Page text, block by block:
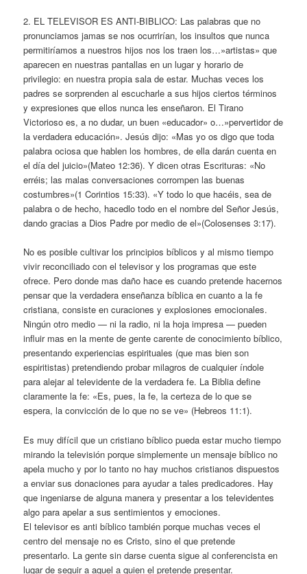
2. EL TELEVISOR ES ANTI-BIBLICO: Las palabras que no
pronunciamos jamas se nos ocurrirían, los insultos que nunca
permitiríamos a nuestros hijos nos los traen los…»artistas» que
aparecen en nuestras pantallas en un lugar y horario de
privilegio: en nuestra propia sala de estar. Muchas veces los
padres se sorprenden al escucharle a sus hijos ciertos términos
y expresiones que ellos nunca les enseñaron. El Tirano
Victorioso es, a no dudar, un buen «educador» o…»pervertidor de
la verdadera educación». Jesús dijo: «Mas yo os digo que toda
palabra ociosa que hablen los hombres, de ella darán cuenta en
el día del juicio»(Mateo 12:36). Y dicen otras Escrituras: «No
erréis; las malas conversaciones corrompen las buenas
costumbres»(1 Corintios 15:33). «Y todo lo que hacéis, sea de
palabra o de hecho, hacedlo todo en el nombre del Señor Jesús,
dando gracias a Dios Padre por medio de el»(Colosenses 3:17).
No es posible cultivar los principios bíblicos y al mismo tiempo
vivir reconciliado con el televisor y los programas que este
ofrece. Pero donde mas daño hace es cuando pretende hacernos
pensar que la verdadera enseñanza bíblica en cuanto a la fe
cristiana, consiste en curaciones y explosiones emocionales.
Ningún otro medio — ni la radio, ni la hoja impresa — pueden
influir mas en la mente de gente carente de conocimiento bíblico,
presentando experiencias espirituales (que mas bien son
espiritistas) pretendiendo probar milagros de cualquier índole
para alejar al televidente de la verdadera fe. La Biblia define
claramente la fe: «Es, pues, la fe, la certeza de lo que se
espera, la convicción de lo que no se ve» (Hebreos 11:1).
Es muy difícil que un cristiano bíblico pueda estar mucho tiempo
mirando la televisión porque simplemente un mensaje bíblico no
apela mucho y por lo tanto no hay muchos cristianos dispuestos
a enviar sus donaciones para ayudar a tales predicadores. Hay
que ingeniarse de alguna manera y presentar a los televidentes
algo para apelar a sus sentimientos y emociones.
El televisor es anti bíblico también porque muchas veces el
centro del mensaje no es Cristo, sino el que pretende
presentarlo. La gente sin darse cuenta sigue al conferencista en
lugar de seguir a aquel a quien el pretende presentar.